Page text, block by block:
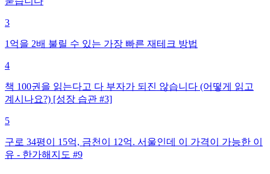
3
1억을 2배 불릴 수 있는 가장 빠른 재테크 방법
4
책 100권을 읽는다고 다 부자가 되진 않습니다 (어떻게 읽고
계시나요?) [성장 습관 #3]
5
구로 34평이 15억, 금천이 12억. 서울인데 이 가격이 가능한 이
유 - 한가해지도 #9